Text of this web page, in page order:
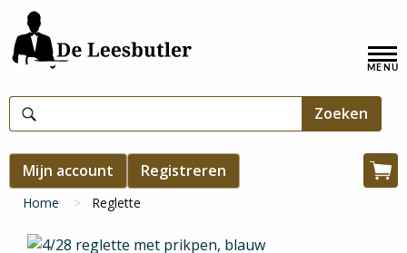
Overslaan
en
naar
inhoud
gaan
Hoofdnavigatie
Gebruikersmenu
Mijn account Registreren
Kruimelpad
Home Reglette